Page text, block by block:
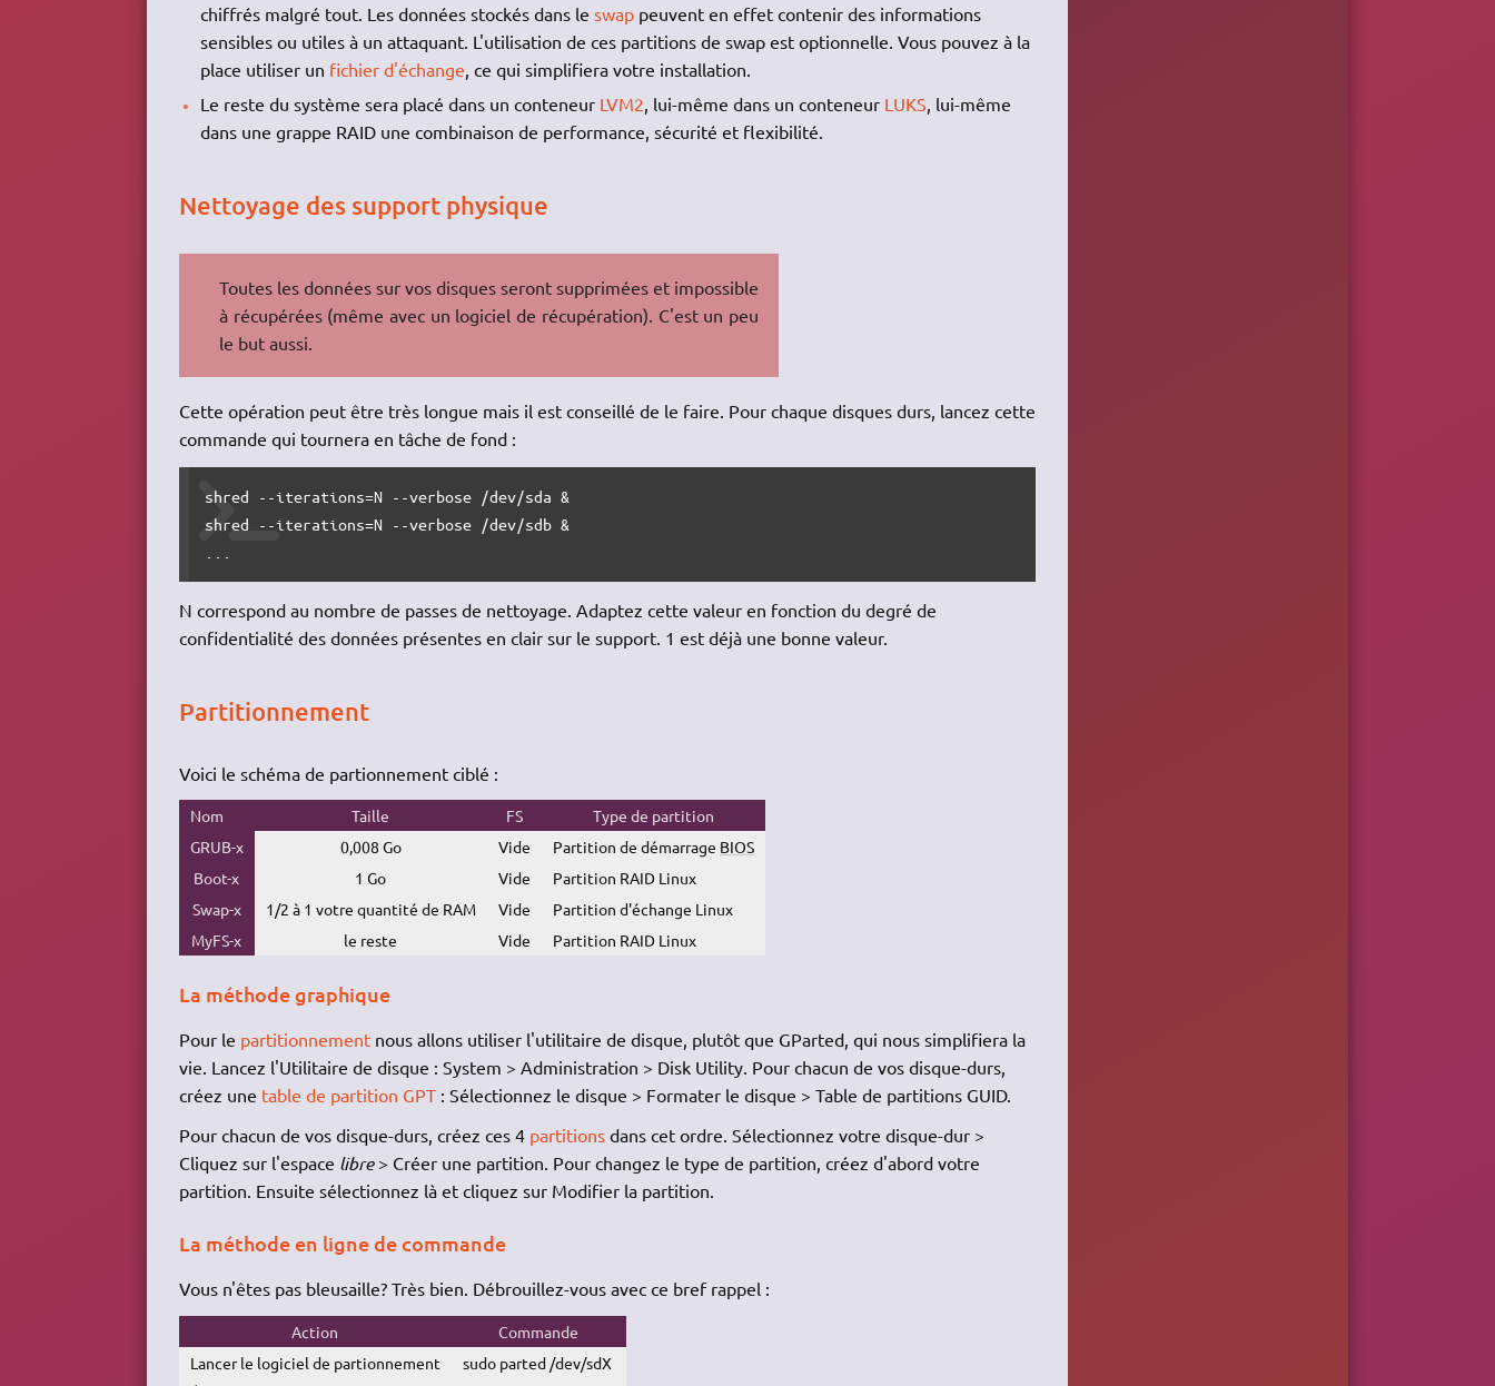
chiffrés malgré tout. Les données stockés dans le swap peuvent en effet contenir des informations
sensibles ou utiles à un attaquant. L'utilisation de ces partitions de swap est optionnelle. Vous pouvez à la
place utiliser un fichier d'échange , ce qui simplifiera votre installation.
Le reste du système sera placé dans un conteneur LVM2, lui-même dans un conteneur LUKS, lui-même
dans une grappe RAID une combinaison de performance, sécurité et flexibilité.
Nettoyage des support physique
Toutes les données sur vos disques seront supprimées et impossible
à récupérées (même avec un logiciel de récupération). C'est un peu
le but aussi.
Cette opération peut être très longue mais il est conseillé de le faire. Pour chaque disques durs, lancez cette
commande qui tournera en tâche de fond :
shred --iterations=N --verbose /dev/sda &
shred --iterations=N --verbose /dev/sdb &
N correspond au nombre de passes de nettoyage. Adaptez cette valeur en fonction du degré de
confidentialité des données présentes en clair sur le support. 1 est déjà une bonne valeur.
Partitionnement
Voici le schéma de partionnement ciblé :
Nom Taille FS
Type de partition
GRUB-x
0,008 Go Vide Partition de démarrage BIOS
Boot-x
1 Go Vide
Partition RAID Linux
Swap-x
1/2 à 1 votre quantité de RAM Vide
Partition d'échange Linux
MyFS-x
le reste Vide Partition RAID Linux
La méthode graphique
Pour le partitionnementnous allons utiliser l'utilitaire de disque, plutôt que GParted, qui nous simplifiera la
vie. Lancez l'Utilitaire de disque : System > Administration > Disk Utility. Pour chacun de vos disque-durs,
créez une table de partition GPT: Sélectionnez le disque > Formater le disque > Table de partitions GUID.
Pour chacun de vos disque-durs, créez ces 4 partitionsdans cet ordre. Sélectionnez votre disque-dur >
Cliquez sur l'espace libre> Créer une partition. Pour changez le type de partition, créez d'abord votre
partition. Ensuite sélectionnez là et cliquez sur Modifier la partition.
La méthode en ligne de commande
Vous n'êtes pas bleusaille? Très bien. Débrouillez-vous avec ce bref rappel :
Action
Commande
Lancer le logiciel de partionnement
sudo parted /dev/sdX